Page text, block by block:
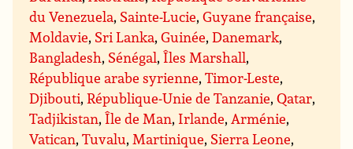
du Venezuela, Sainte-Lucie,Guyane française,
Moldavie, Sri Lanka,Guinée,Danemark,
Bangladesh, Sénégal,Îles Marshall,
République arabe syrienne,Timor-Leste,
Djibouti,République-Unie de Tanzanie,Qatar,
Tadjikistan,Île de Man, Irlande,Arménie,
Vatican,Tuvalu,Martinique, Sierra Leone,